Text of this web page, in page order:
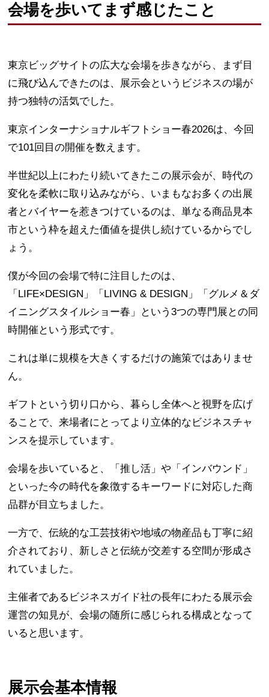
会場を歩いてまず感じたこと
東京ビッグサイトの広大な会場を歩きながら、まず目
に飛び込んできたのは、展示会というビジネスの場が
持つ独特の活気でした。
東京インターナショナルギフトショー春2026は、今回
で101回目の開催を数えます。
半世紀以上にわたり続いてきたこの展示会が、時代の
変化を柔軟に取り込みながら、いまもなお多くの出展
者とバイヤーを惹きつけているのは、単なる商品見本
市という枠を超えた価値を提供し続けているからでし
ょう。
僕が今回の会場で特に注目したのは、
「LIFE×DESIGN」「LIVING & DESIGN」「グルメ＆ダ
イニングスタイルショー春」という3つの専門展との同
時開催という形式です。
これは単に規模を大きくするだけの施策ではありませ
ん。
ギフトという切り口から、暮らし全体へと視野を広げ
ることで、来場者にとってより立体的なビジネスチャ
ンスを提示しています。
会場を歩いていると、「推し活」や「インバウンド」
といった今の時代を象徴するキーワードに対応した商
品群が目立ちました。
一方で、伝統的な工芸技術や地域の物産品も丁寧に紹
介されており、新しさと伝統が交差する空間が形成さ
れていました。
主催者であるビジネスガイド社の長年にわたる展示会
運営の知見が、会場の随所に感じられる構成となって
いると思います。
展示会基本情報